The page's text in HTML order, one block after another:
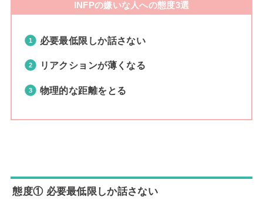
INFPの嫌いな人への態度3選
必要最低限しか話さない
リアクションが薄くなる
物理的な距離をとる
態度① 必要最低限しか話さない